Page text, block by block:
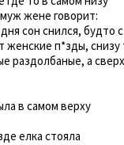
жене говорит:
сон снился, будто
женские п*зды, снизу
раздолбаные, а
в самом верху
елка стояла